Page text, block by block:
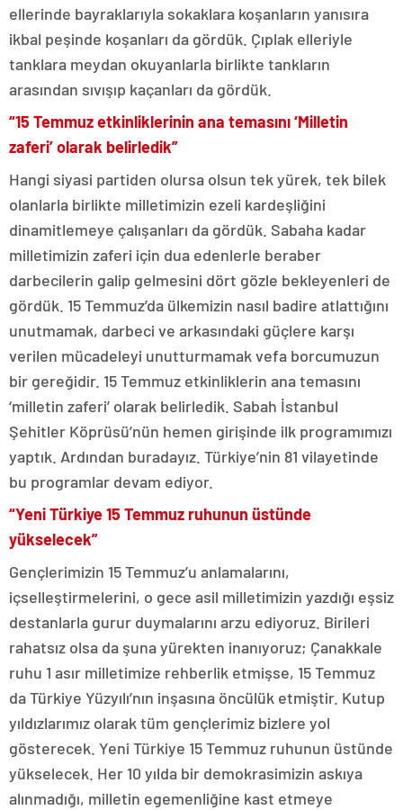
ellerinde bayraklarıyla sokaklara koşanların yanısıra
ikbal peşinde koşanları da gördük. Çıplak elleriyle
tanklara meydan okuyanlarla birlikte tankların
arasından sıvışıp kaçanları da gördük.
“15 Temmuz etkinliklerinin ana temasını ‘Milletin
zaferi’ olarak belirledik”
Hangi siyasi partiden olursa olsun tek yürek, tek bilek
olanlarla birlikte milletimizin ezeli kardeşliğini
dinamitlemeye çalışanları da gördük. Sabaha kadar
milletimizin zaferi için dua edenlerle beraber
darbecilerin galip gelmesini dört gözle bekleyenleri de
gördük. 15 Temmuz’da ülkemizin nasıl badire atlattığını
unutmamak, darbeci ve arkasındaki güçlere karşı
verilen mücadeleyi unutturmamak vefa borcumuzun
bir gereğidir. 15 Temmuz etkinliklerin ana temasını
‘milletin zaferi’ olarak belirledik. Sabah İstanbul
Şehitler Köprüsü’nün hemen girişinde ilk programımızı
yaptık. Ardından buradayız. Türkiye’nin 81 vilayetinde
bu programlar devam ediyor.
“Yeni Türkiye 15 Temmuz ruhunun üstünde
yükselecek”
Gençlerimizin 15 Temmuz’u anlamalarını,
içselleştirmelerini, o gece asil milletimizin yazdığı eşsiz
destanlarla gurur duymalarını arzu ediyoruz. Birileri
rahatsız olsa da şuna yürekten inanıyoruz; Çanakkale
ruhu 1 asır milletimize rehberlik etmişse, 15 Temmuz
da Türkiye Yüzyılı’nın inşasına öncülük etmiştir. Kutup
yıldızlarımız olarak tüm gençlerimiz bizlere yol
gösterecek. Yeni Türkiye 15 Temmuz ruhunun üstünde
yükselecek. Her 10 yılda bir demokrasimizin askıya
alınmadığı, milletin egemenliğine kast etmeye